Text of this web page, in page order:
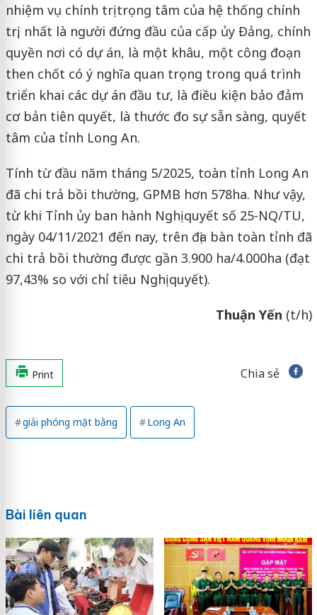
nhiệm vụ chính trị trọng tâm của hệ thống chính
trị, nhất là người đứng đầu của cấp ủy Đảng, chính
quyền nơi có dự án, là một khâu, một công đoạn
then chốt có ý nghĩa quan trọng trong quá trình
triển khai các dự án đầu tư, là điều kiện bảo đảm
cơ bản tiên quyết, là thước đo sự sẵn sàng, quyết
tâm của tỉnh Long An.
Tính từ đầu năm tháng 5/2025, toàn tỉnh Long An
đã chi trả bồi thường, GPMB hơn 578ha. Như vậy,
từ khi Tỉnh ủy ban hành Nghị quyết số 25-NQ/TU,
ngày 04/11/2021 đến nay, trên địa bàn toàn tỉnh đã
chi trả bồi thường được gần 3.900 ha/4.000ha (đạt
97,43% so với chỉ tiêu Nghị quyết).
Thuận Yến (t/h)
Print Chia sẻ
giải phóng mặt bằng Long An
Bài liên quan